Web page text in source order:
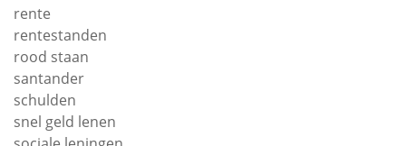
rente
rentestanden
rood staan
santander
schulden
snel geld lenen